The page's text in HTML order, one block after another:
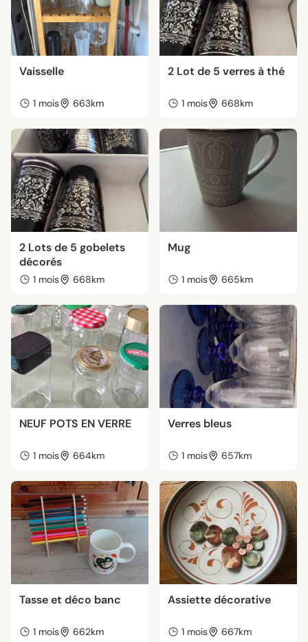
Vaisselle
1 mois 663km
2 Lot de 5 verres à thé
1 mois 668km
2 Lots de 5 gobelets
décorés
1 mois 668km
Mug
1 mois 665km
NEUF POTS EN VERRE
1 mois 664km
Verres bleus
1 mois 657km
Tasse et déco banc
1 mois 662km
Assiette décorative
1 mois 667km